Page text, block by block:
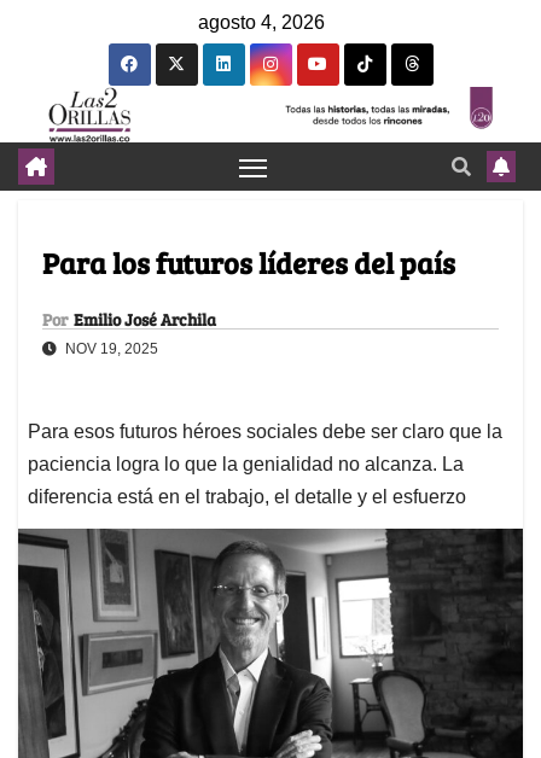
agosto 4, 2026
Para los futuros líderes del país
Por Emilio José Archila
NOV 19, 2025
Para esos futuros héroes sociales debe ser claro que la
paciencia logra lo que la genialidad no alcanza. La
diferencia está en el trabajo, el detalle y el esfuerzo